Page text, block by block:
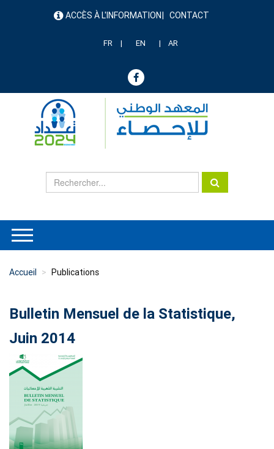
menu ACCÈS À L'INFORMATION CONTACT
FR EN AR
Accueil Publications
Bulletin Mensuel de la Statistique,
Juin 2014